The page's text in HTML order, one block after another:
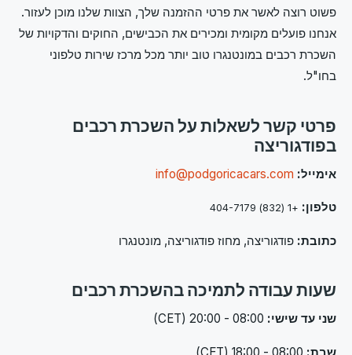
פשוט רוצה לאשר את פרטי ההזמנה שלך, הצוות שלנו מוכן לעזור.
אנחנו פועלים מקומית ומכירים את הכבישים, החוקים והדקויות של
השכרת רכבים במונטנגרו טוב יותר מכל מרכז שירות טלפוני
בחו"ל.
פרטי קשר לשאלות על השכרת רכבים
בפודגוריצה
אימייל: info@podgoricacars.com
טלפון: +1 (832) 404-7179
כתובת: פודגוריצה, מחוז פודגוריצה, מונטנגרו
שעות עבודה לתמיכה בהשכרת רכבים
שני עד שישי:
שבת: